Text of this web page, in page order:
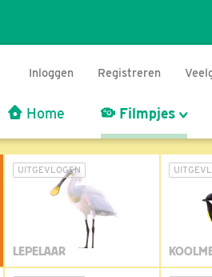
Inloggen Registreren
Home Filmpjes
UITGEVLOGEN
LEPELAAR